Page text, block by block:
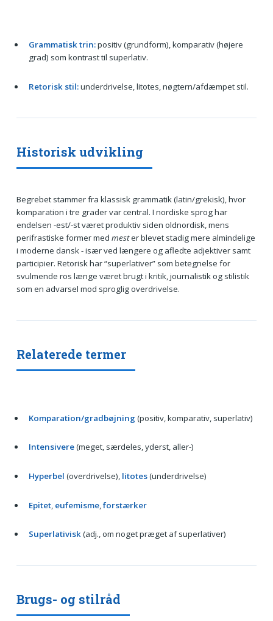
Grammatisk trin:positiv (grundform), komparativ (højere
grad) som kontrast til superlativ.
Retorisk stil:underdrivelse, litotes, nøgtern/afdæmpet stil.
Historisk udvikling
Begrebet stammer fra klassisk grammatik (latin/grekisk), hvor
komparation i tre grader var central. I nordiske sprog har
endelsen -est/-st været produktiv siden oldnordisk, mens
perifrastiske former med mester blevet stadig mere almindelige
i moderne dansk - især ved længere og afledte adjektiver samt
participier. Retorisk har “superlativer” som betegnelse for
svulmende ros længe været brugt i kritik, journalistik og stilistik
som en advarsel mod sproglig overdrivelse.
Relaterede termer
Komparation/gradbøjning (positiv, komparativ, superlativ)
Intensivere(meget, særdeles, yderst, aller-)
Hyperbel (overdrivelse), litotes(underdrivelse)
Epitet, eufemisme,forstærker
Superlativisk(adj., om noget præget af superlativer)
Brugs- og stilråd